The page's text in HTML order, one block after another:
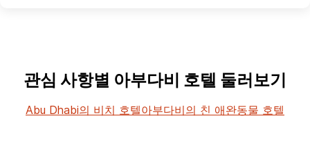
관심 사항별 아부다비 호텔 둘러보기
Abu Dhabi의 비치 호텔아부다비의 친 애완동물 호텔